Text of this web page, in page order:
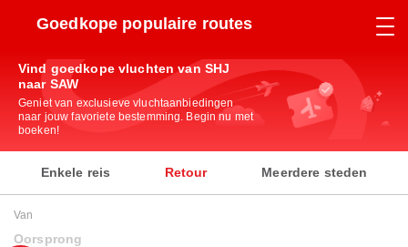
Goedkope populaire routes
Vind goedkope vluchten van SHJ
naar SAW
Geniet van exclusieve vluchtaanbiedingen
naar jouw favoriete bestemming. Begin nu met
boeken!
Enkele reis Retour Meerdere steden
Van
Oorsprong